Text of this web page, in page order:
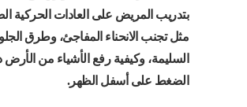
بتدريب المريض على العادات الحركية
مثل تجنب الانحناء المفاجئ، وطرق
السليمة، وكيفية رفع الأشياء من
الضغط على أسفل الظهر.